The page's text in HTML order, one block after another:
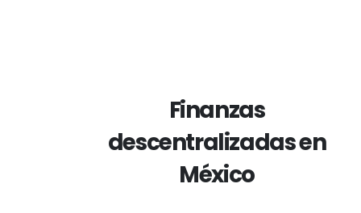
Finanzas
descentralizadas en
México